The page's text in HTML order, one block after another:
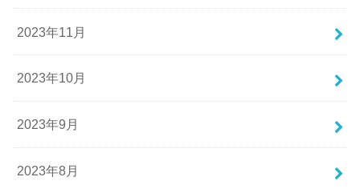
2023年11月
2023年10月
2023年9月
2023年8月